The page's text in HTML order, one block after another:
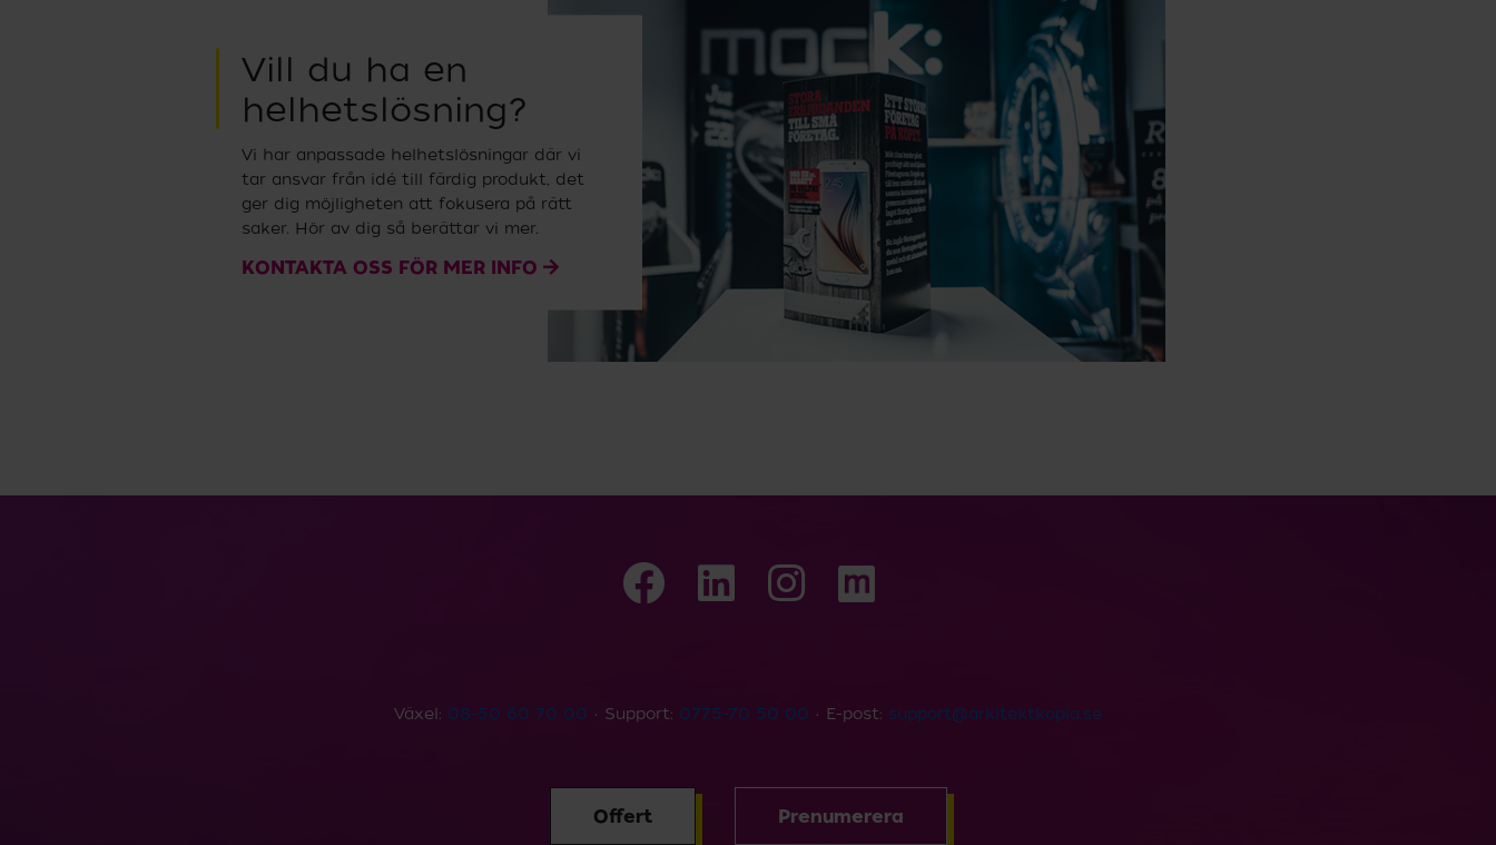
Vill du ha en
helhetslösning?
Vi har anpassade helhetslösningar där vi
tar ansvar från idé till färdig produkt, det
ger dig möjligheten att fokusera på rätt
saker. Hör av dig så berättar vi mer.
KONTAKTA OSS FÖR MER INFO
Växel: 08-50 60 70 00 • Support: 0775-70 50 00 • E-post: support@arkitektkopia.se
Offert Prenumerera